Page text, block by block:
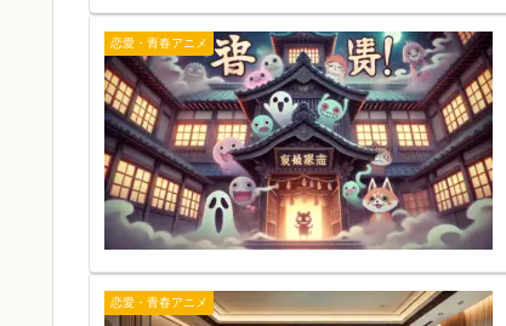
恋愛・青春アニメ
恋愛・青春アニメ